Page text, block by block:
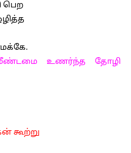
பெற
உணர்ந்த தோழி
கூற்று